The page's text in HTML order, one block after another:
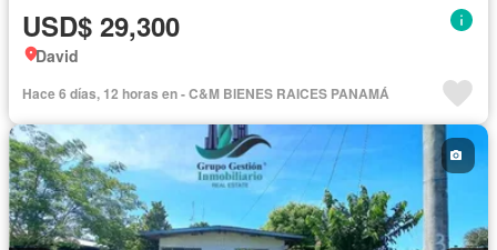
USD$ 29,300
David
Hace 6 días, 12 horas en - C&M BIENES RAICES PANAMÁ